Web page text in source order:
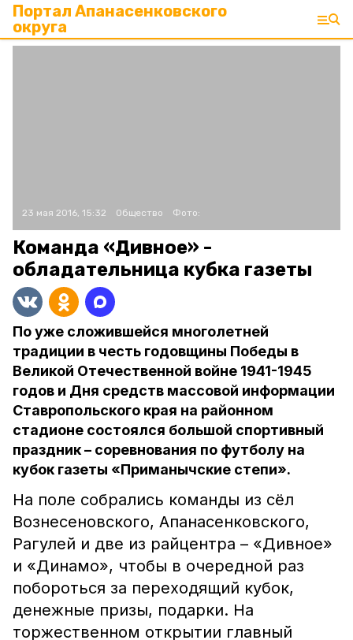
Портал Апанасенковского
округа
23 мая 2016, 15:32 Общество Фото:
Команда «Дивное» -
обладательница кубка газеты
По уже сложившейся многолетней
традиции в честь годовщины Победы в
Великой Отечественной войне 1941-1945
годов и Дня средств массовой информации
Ставропольского края на районном
стадионе состоялся большой спортивный
праздник – соревнования по футболу на
кубок газеты «Приманычские степи».
На поле собрались команды из сёл
Вознесеновского, Апанасенковского,
Рагулей и две из райцентра – «Дивное»
и «Динамо», чтобы в очередной раз
побороться за переходящий кубок,
денежные призы, подарки. На
торжественном открытии главный